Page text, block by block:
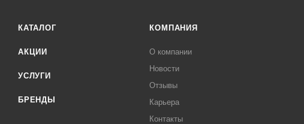
КАТАЛОГ
АКЦИИ
УСЛУГИ
БРЕНДЫ
КОМПАНИЯ
О компании
Новости
Отзывы
Карьера
Контакты